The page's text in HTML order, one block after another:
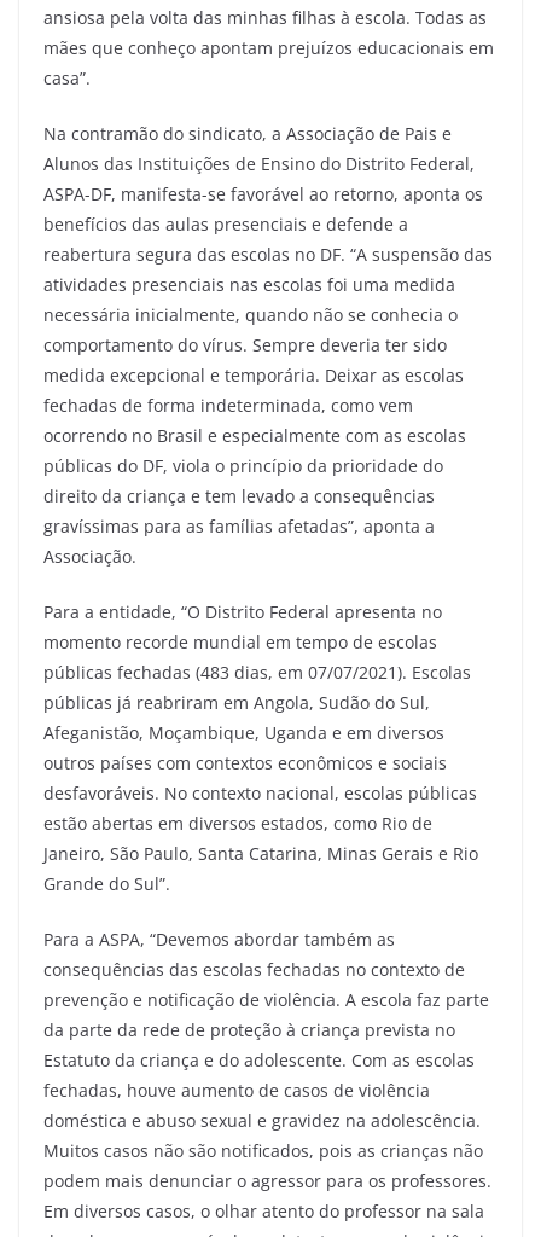
ansiosa pela volta das minhas filhas à escola. Todas as
mães que conheço apontam prejuízos educacionais em
casa”.
Na contramão do sindicato, a Associação de Pais e
Alunos das Instituições de Ensino do Distrito Federal,
ASPA-DF, manifesta-se favorável ao retorno, aponta os
benefícios das aulas presenciais e defende a
reabertura segura das escolas no DF. “A suspensão das
atividades presenciais nas escolas foi uma medida
necessária inicialmente, quando não se conhecia o
comportamento do vírus. Sempre deveria ter sido
medida excepcional e temporária. Deixar as escolas
fechadas de forma indeterminada, como vem
ocorrendo no Brasil e especialmente com as escolas
públicas do DF, viola o princípio da prioridade do
direito da criança e tem levado a consequências
gravíssimas para as famílias afetadas”, aponta a
Associação.
Para a entidade, “O Distrito Federal apresenta no
momento recorde mundial em tempo de escolas
públicas fechadas (483 dias, em 07/07/2021). Escolas
públicas já reabriram em Angola, Sudão do Sul,
Afeganistão, Moçambique, Uganda e em diversos
outros países com contextos econômicos e sociais
desfavoráveis. No contexto nacional, escolas públicas
estão abertas em diversos estados, como Rio de
Janeiro, São Paulo, Santa Catarina, Minas Gerais e Rio
Grande do Sul”.
Para a ASPA, “Devemos abordar também as
consequências das escolas fechadas no contexto de
prevenção e notificação de violência. A escola faz parte
da parte da rede de proteção à criança prevista no
Estatuto da criança e do adolescente. Com as escolas
fechadas, houve aumento de casos de violência
doméstica e abuso sexual e gravidez na adolescência.
Muitos casos não são notificados, pois as crianças não
podem mais denunciar o agressor para os professores.
Em diversos casos, o olhar atento do professor na sala